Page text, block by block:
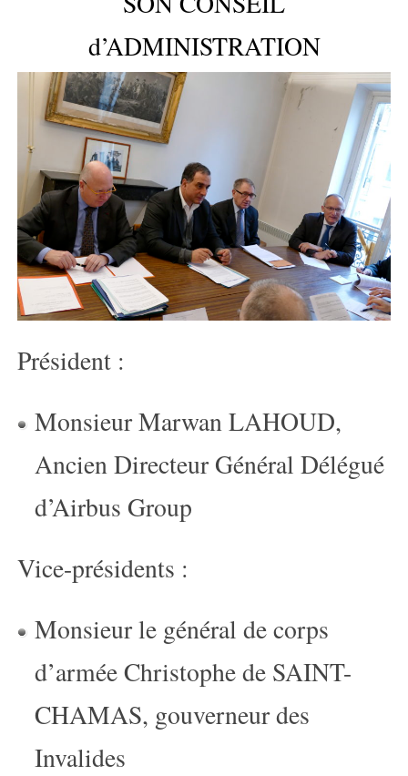
d’ADMINISTRATION
Président :
Monsieur Marwan LAHOUD,
Ancien Directeur Général Délégué
d’Airbus Group
Vice-présidents :
Monsieur le général de corps
d’armée Christophe de SAINT-
CHAMAS, gouverneur des
Invalides